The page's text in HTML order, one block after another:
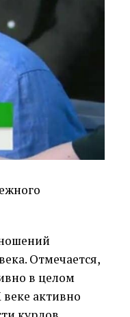
Отмечается,
в целом
активно